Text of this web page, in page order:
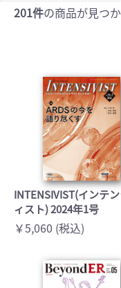
看護学(21)
栄養学(0)
201件の商品が見つ
INTENSIVIST(インテ
ィスト) 2024年1号
￥5,060 (税込)